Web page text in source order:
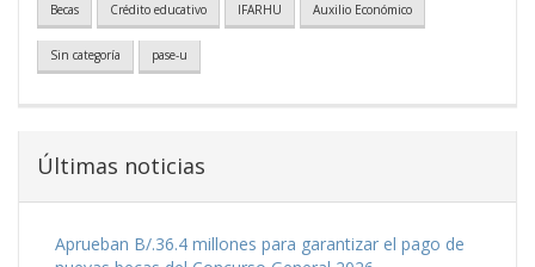
Becas Crédito educativo IFARHU Auxilio Económico
Sin categoría pase-u
Últimas noticias
Aprueban B/.36.4 millones para garantizar el pago de